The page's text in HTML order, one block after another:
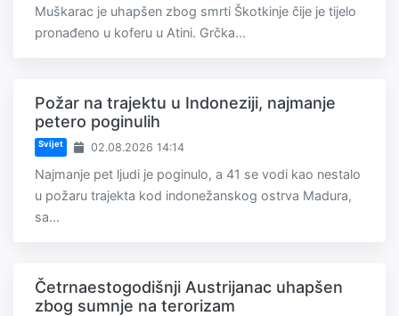
Muškarac je uhapšen zbog smrti Škotkinje čije je tijelo
pronađeno u koferu u Atini. Grčka...
Požar na trajektu u Indoneziji, najmanje
petero poginulih
Svijet 02.08.2026 14:14
Najmanje pet ljudi je poginulo, a 41 se vodi kao nestalo
u požaru trajekta kod indonežanskog ostrva Madura,
sa...
Četrnaestogodišnji Austrijanac uhapšen
zbog sumnje na terorizam